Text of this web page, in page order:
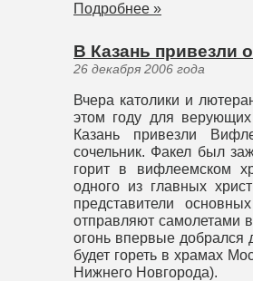
Подробнее »
В Казань привезли
26 декабря 2006 года
Вчера католики и
этом году для
Казань привезли
сочельник. Факел был
горит в вифлеемском
одного из главных
представители
отправляют самолетами
огонь впервые добрался
будет гореть в храмах
Нижнего Новгорода).